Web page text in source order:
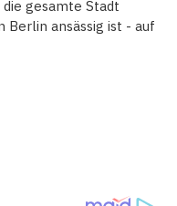
gesamte Stadt
Berlin ansässig ist - auf